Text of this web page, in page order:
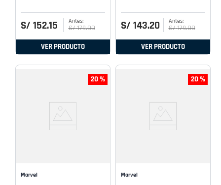
S/ 152.15 S/ 179.00
VER PRODUCTO
S/ 143.20 S/ 179.00
VER PRODUCTO
20 %
Marvel
20 %
Marvel